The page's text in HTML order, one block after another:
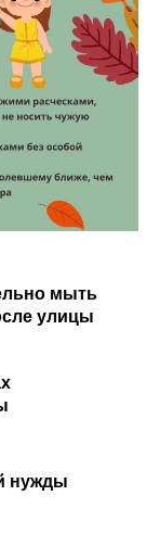
мыть
улицы
нужды